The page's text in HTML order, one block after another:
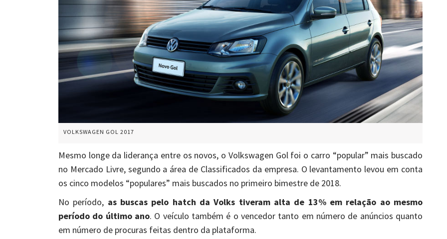
VOLKSWAGEN GOL 2017
Mesmo longe da liderança entre os novos, o Volkswagen Gol foi o carro “popular” mais buscado
no Mercado Livre, segundo a área de Classificados da empresa. O levantamento levou em conta
os cinco modelos “populares” mais buscados no primeiro bimestre de 2018.
No período, as buscas pelo hatch da Volks tiveram alta de 13% em relação ao mesmo
período do último ano. O veículo também é o vencedor tanto em número de anúncios quanto
em número de procuras feitas dentro da plataforma.